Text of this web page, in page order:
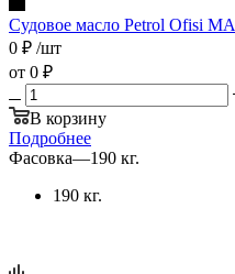
Судовое масло Petrol Ofisi
0 ₽ /шт
от 0 ₽
В корзину
Подробнее
Фасовка—190 кг.
190 кг.